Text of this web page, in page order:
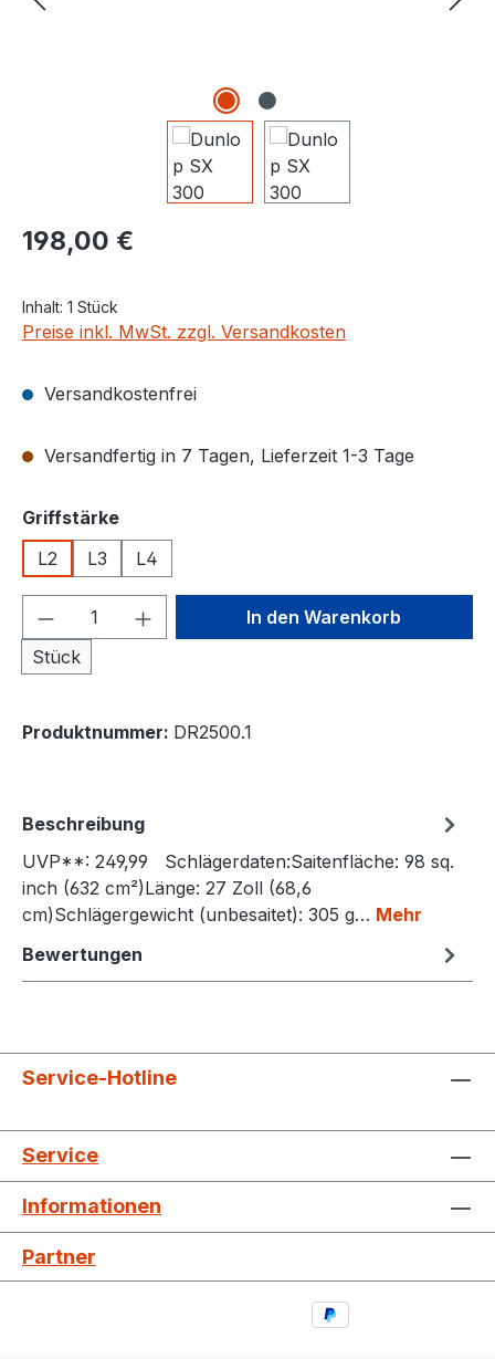
Regulärer Preis:
198,00 €
Inhalt: 1 Stück
Preise inkl. MwSt. zzgl. Versandkosten
Versandkostenfrei
Versandfertig in 7 Tagen, Lieferzeit 1-3 Tage
Griffstärkeauswählen
L2
L3 L4
Produkt Anzahl: Gib den
Stück
In den Warenkorb
Produktnummer: DR2500.1
Beschreibung
UVP**: 249,99 Schlägerdaten:Saitenfläche: 98 sq.
inch (632 cm²)Länge: 27 Zoll (68,6
cm)Schlägergewicht (unbesaitet): 305 g… Mehr
Bewertungen
Service-Hotline
Service
Informationen
Partner